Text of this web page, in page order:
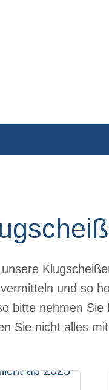
und so
bitte nehmen
Sie nicht alles